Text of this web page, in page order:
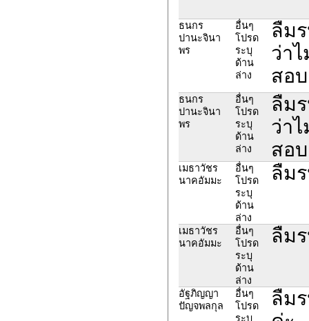
ธนกร
ปานะจินา
พร
อื่นๆ
โปรด
ระบุ
ด้าน
ล่าง
ลืม
ว่า
สอบ
ธนกร
ปานะจินา
พร
อื่นๆ
โปรด
ระบุ
ด้าน
ล่าง
ลืม
ว่า
สอบ
เมธาวัชร
นาคอัมมะ
อื่นๆ
โปรด
ระบุ
ด้าน
ล่าง
ลืม
เมธาวัชร
นาคอัมมะ
อื่นๆ
โปรด
ระบุ
ด้าน
ล่าง
ลืม
อัฐภิญญา
ปัญจพลกุล
อื่นๆ
โปรด
ระบุ
ลืม